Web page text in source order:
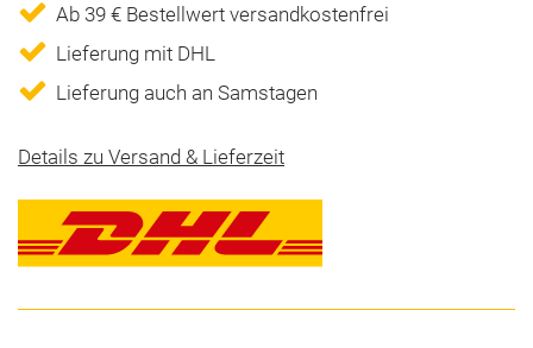
Ab 39 € Bestellwert versandkostenfrei
Lieferung mit DHL
Lieferung auch an Samstagen
Details zu Versand & Lieferzeit